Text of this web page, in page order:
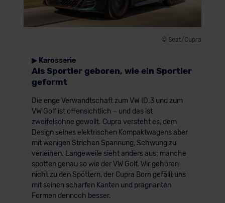
© Seat/Cupra
▶ Karosserie
Als Sportler geboren, wie ein Sportler
geformt
Die enge Verwandtschaft zum VW ID.3 und zum
VW Golf ist offensichtlich – und das ist
zweifelsohne gewollt. Cupra versteht es, dem
Design seines elektrischen Kompaktwagens aber
mit wenigen Strichen Spannung, Schwung zu
verleihen. Langeweile sieht anders aus; manche
spotten genau so wie der VW Golf. Wir gehören
nicht zu den Spöttern, der Cupra Born gefällt uns
mit seinen scharfen Kanten und prägnanten
Formen dennoch besser.